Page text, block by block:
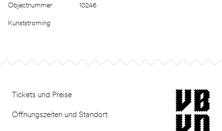
Objectnummer 10246
Kunststroming
Tickets und Preise
Öffnungszeiten und Standort
museum van